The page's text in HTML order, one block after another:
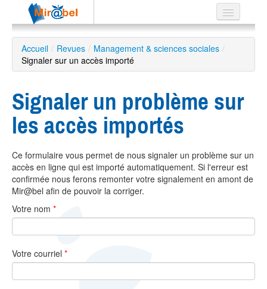
Le réseau
Soutien
avancée
EN
ES
?
Accueil / Revues / Management & sciences sociales /
Signaler sur un accès importé
Signaler un problème sur
les accès importés
Ce formulaire vous permet de nous signaler un problème sur un
accès en ligne qui est importé automatiquement. Si l'erreur est
confirmée nous ferons remonter votre signalement en amont de
Mir@bel afin de pouvoir la corriger.
Votre nom *
Votre courriel *